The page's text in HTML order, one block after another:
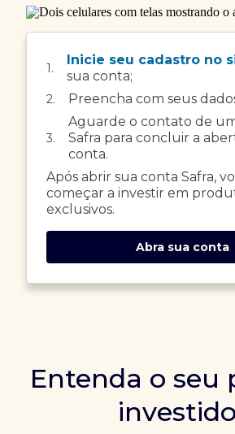
1.
Inicie seu cadastro no
sua conta;
2. Preencha com seus
3.
Aguarde o contato de
Safra para concluir a
conta.
Após abrir sua conta Safra,
começar a investir em
exclusivos.
Abra sua conta
Entenda o seu